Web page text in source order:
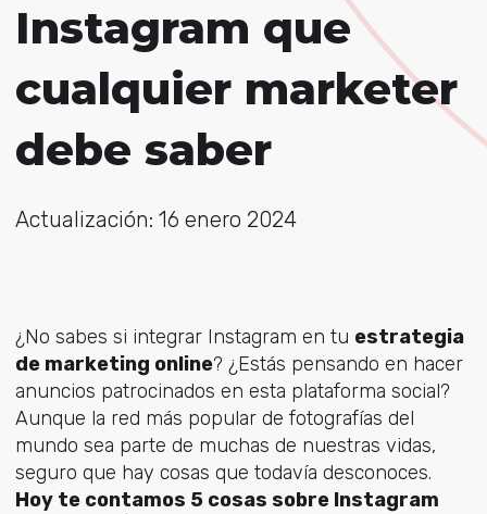
Instagram que
cualquier marketer
debe saber
Actualización: 16 enero 2024
¿No sabes si integrar Instagram en tu estrategia
de marketing online? ¿Estás pensando en hacer
anuncios patrocinados en esta plataforma social?
Aunque la red más popular de fotografías del
mundo sea parte de muchas de nuestras vidas,
seguro que hay cosas que todavía desconoces.
Hoy te contamos 5 cosas sobre Instagram